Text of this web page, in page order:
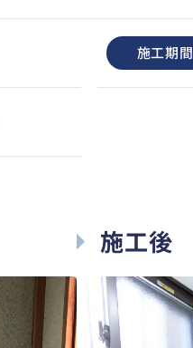
施工期間
施工後